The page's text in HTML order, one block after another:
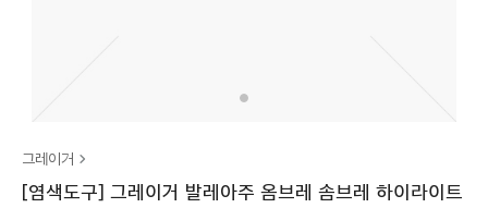
그레이거
[염색도구] 그레이거 발레아주 옴브레 솜브레 하이라이트